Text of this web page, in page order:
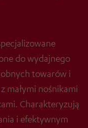
do wydajnego
towarów i
małymi nośnikami
Charakteryzują
i efektywnym